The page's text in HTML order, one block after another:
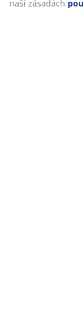
naší zásadách